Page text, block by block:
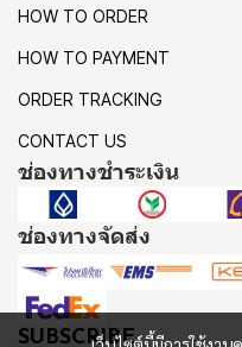
HOW TO ORDER
HOW TO PAYMENT
ORDER TRACKING
CONTACT US
ช่องทางชำระเงิน
ช่องทางจัดส่ง
SUBSCRIBE